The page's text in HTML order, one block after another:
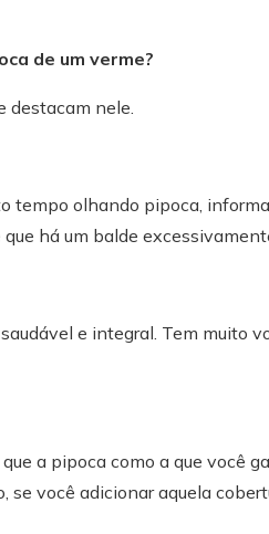
de um verme?
destacam nele.
tempo olhando pipoca,
há um balde
e integral. Tem muito
a pipoca como a que você
se você adicionar aquela